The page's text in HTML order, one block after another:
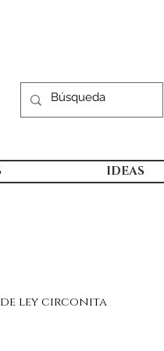
IDEAS
ley circonita